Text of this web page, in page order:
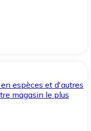
espèces et d'autres
magasin le plus